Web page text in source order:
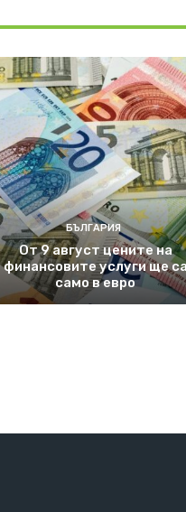
БЪЛГАРИЯ
От 9 август цените на
финансовите услуги ще са
само в евро